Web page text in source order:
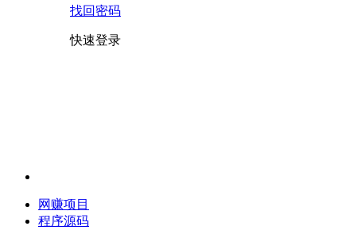
找回密码
快速登录
网赚项目
程序源码